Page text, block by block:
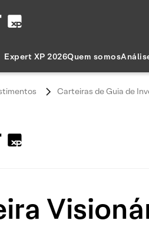
Expert XP 2026Quem somos
Carteiras de Guia de